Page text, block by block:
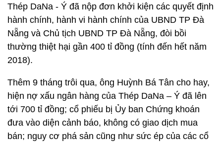
Thép DaNa - Ý đã nộp đơn khởi kiện các quyết định
hành chính, hành vi hành chính của UBND TP Đà
Nẵng và Chủ tịch UBND TP Đà Nẵng, đòi bồi
thường thiệt hại gần 400 tỉ đồng (tính đến hết năm
2018).
Thêm 9 tháng trôi qua, ông Huỳnh Bá Tân cho hay,
hiện nợ xấu ngân hàng của Thép DaNa – Ý đã lên
tới 700 tỉ đồng; cổ phiếu bị Ủy ban Chứng khoán
đưa vào diện cảnh báo, không có giao dịch mua
bán; nguy cơ phá sản cũng như sức ép của các cổ